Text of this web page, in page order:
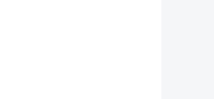
plastový materiál. Červená barva pro